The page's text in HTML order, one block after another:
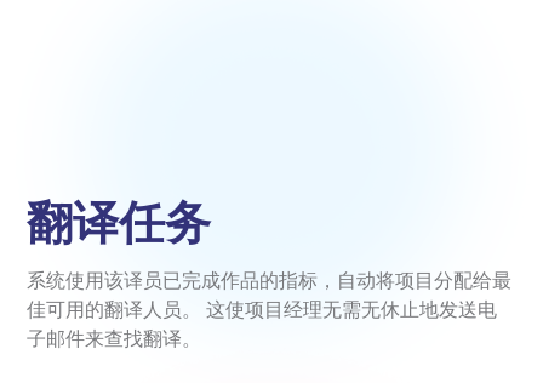
翻译任务
系统使用该译员已完成作品的指标，自动将项目分配给最
佳可用的翻译人员。 这使项目经理无需无休止地发送电
子邮件来查找翻译。